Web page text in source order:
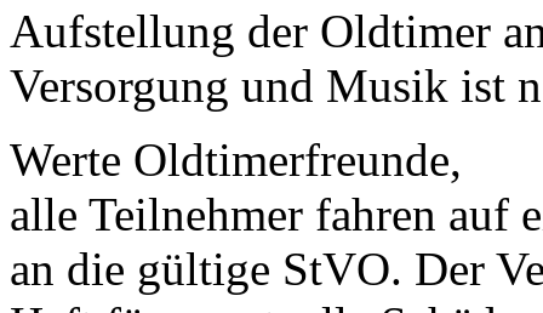
Aufstellung der Oldtimer
Versorgung und Musik ist
Werte Oldtimerfreunde,
alle Teilnehmer fahren auf
an die gültige StVO. Der